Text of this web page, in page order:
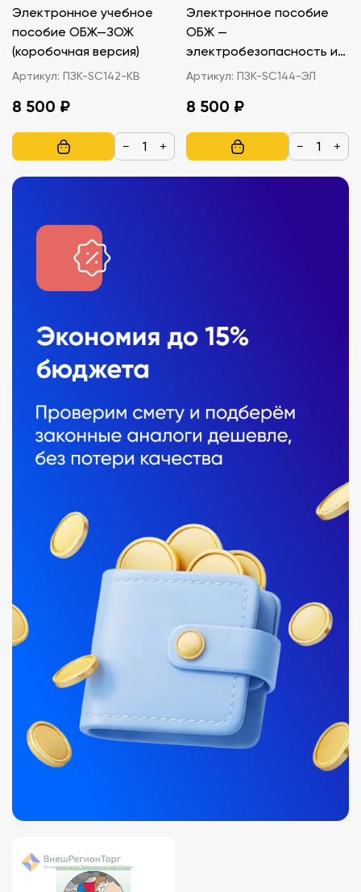
Электронное учебное
пособие ОБЖ—ЗОЖ
(коробочная версия)
Артикул: ПЗК-SC142-КВ
8 500 ₽
− +
Электронное пособие
ОБЖ —
электробезопасность и
пожарная безопасность
Артикул: ПЗК-SC144-ЭЛ
8 500 ₽
− +